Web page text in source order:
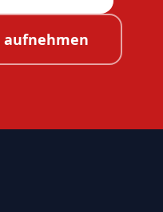
aufnehmen